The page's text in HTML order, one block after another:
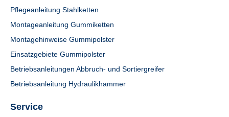
Pflegeanleitung Stahlketten
Montageanleitung Gummiketten
Montagehinweise Gummipolster
Einsatzgebiete Gummipolster
Betriebsanleitungen Abbruch- und Sortiergreifer
Betriebsanleitung Hydraulikhammer
Service